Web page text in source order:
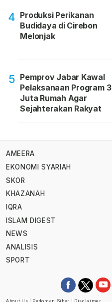
4 Produksi Perikanan
Budidaya di Cirebon
Melonjak
5 Pemprov Jabar Kawal
Pelaksanaan Program 3
Juta Rumah Agar
Sejahterakan Rakyat
AMEERA
EKONOMI SYARIAH
SKOR
KHAZANAH
IQRA
ISLAM DIGEST
NEWS
ANALISIS
SPORT
About Us Pedoman Siber Disclaimer